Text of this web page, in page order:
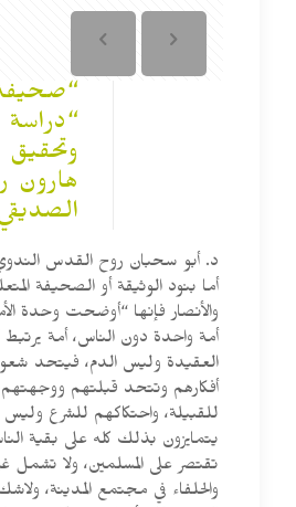
“صحيفة
وتحقيق
هارون
د. أبو سحبان روح القدس
أما بنود الوثيقة أو الصحيفة
والأنصار فإنها “أوضحت وحدة
أمة واحدة دون الناس، أمة يرتبط
العقيدة وليس الدم، فيتحد
أفكارهم وتتحد قبلتهم
للقبيلة، واحتكاكهم للشرع
يتمايزون بذلك كله على بقية
تقتصر على المسلمين، ولا تشمل
والحلفاء في مجتمع المدينة،